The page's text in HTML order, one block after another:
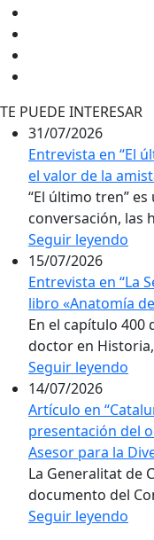
TE PUEDE INTERESAR
31/07/2026
Entrevista en “El
el valor de la
“El último tren”
conversación, las
Seguir leyendo
15/07/2026
Entrevista en “La
libro «Anatomía
En el capítulo 400
doctor en
Seguir leyendo
14/07/2026
Artículo en
presentación del
Asesor para la
La Generalitat de
documento del
Seguir leyendo